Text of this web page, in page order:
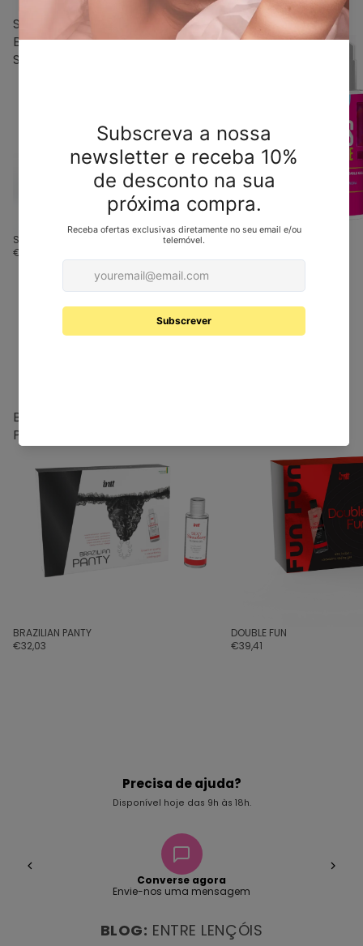
SLIDE
BERRY
SLIDE!
SLIDE BERRY SLIDE!
€11,96
⁠KISS
AND
BRAZILIAN
PANTY
BRAZILIAN PANTY
€32,03
DOUBLE FUN
€39,41
Precisa de ajuda?
Disponível hoje das 9h às 18h.
Converse agora
Envie-nos uma mensagem
BLOG: ENTRE LENÇÓIS